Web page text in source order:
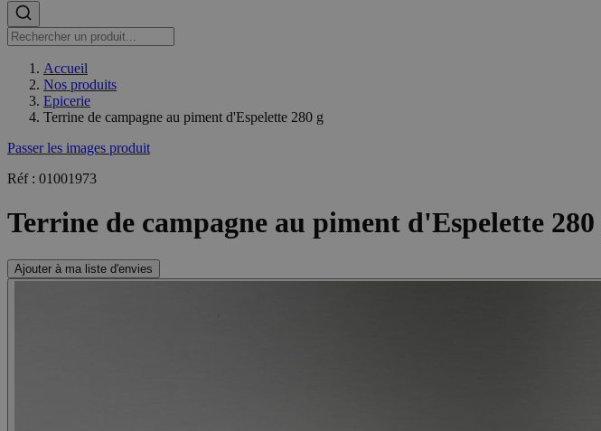
Accueil
Nos produits
Epicerie
Terrine de campagne au piment d'Espelette 280 g
Passer les images produit
Réf : 01001973
Terrine de campagne au piment d'Espelette 280
Ajouter à ma liste d'envies